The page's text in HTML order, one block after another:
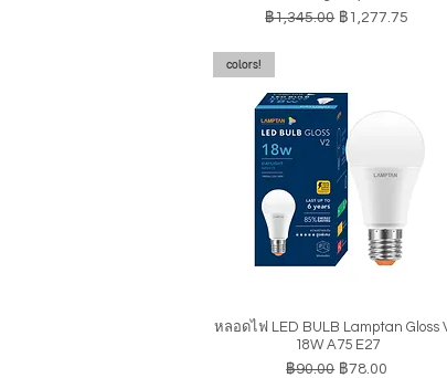
ราคาปกติ
฿1,345.00 ราคาขายลด
฿1,277.75
ดูข้อมูลด่วน
colors!
หลอดไฟ LED BULB Lamptan Gloss
18W A75 E27
ราคาปกติ
฿90.00 ราคาขายลด
฿78.00